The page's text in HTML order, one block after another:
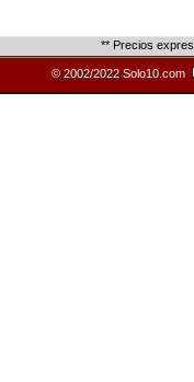
** Precios
© 2002/2022 Solo10.com